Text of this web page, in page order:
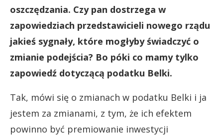
oszczędzania. Czy pan dostrzega w
zapowiedziach przedstawicieli nowego rządu
jakieś sygnały, które mogłyby świadczyć o
zmianie podejścia? Bo póki co mamy tylko
zapowiedź dotyczącą podatku Belki.
Tak, mówi się o zmianach w podatku Belki i ja
jestem za zmianami, z tym, że ich efektem
powinno być premiowanie inwestycji